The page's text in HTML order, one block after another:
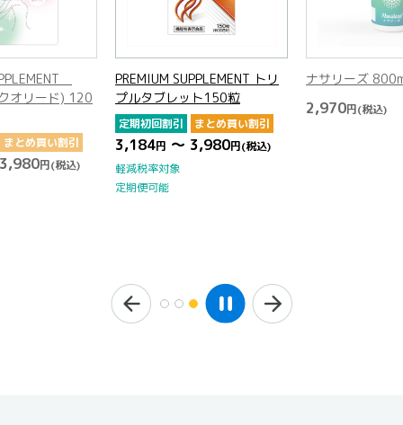
オリード) 120
まとめ買い割引
円(税込)
PREMIUM SUPPLEMENT トリ
プルタブレット150粒
定期初回割引 まとめ買い割引
3,184円 ～ 3,980円(税込)
軽減税率対象
定期便可能
ナサリーズ
2,970円(税込)